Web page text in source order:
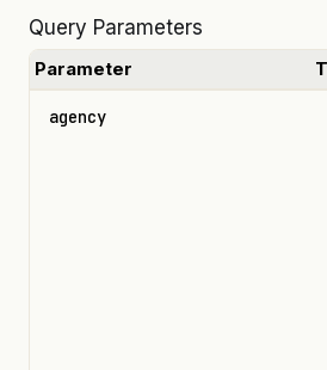
Query Parameters
Parameter
agency